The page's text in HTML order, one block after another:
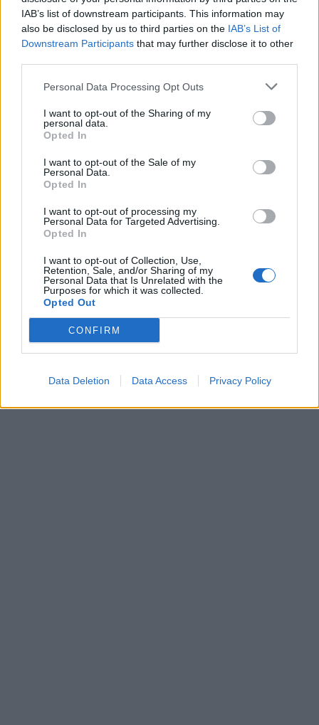
IAB’s list of downstream participants. This information may
also be disclosed by us to third parties on the IAB’s List of
Downstream Participants that may further disclose it to other
Personal Data Processing Opt Outs
I want to opt-out of the Sharing of my
personal data.
Opted In
I want to opt-out of the Sale of my
Personal Data.
Opted In
I want to opt-out of processing my
Personal Data for Targeted Advertising.
Opted In
I want to opt-out of Collection, Use,
Retention, Sale, and/or Sharing of my
Personal Data that Is Unrelated with the
Purposes for which it was collected.
Opted Out
CONFIRM
Data Deletion Data Access Privacy Policy
15χρονης – Τραυματίστηκε σε δύσβατο σημείο στη
Γριά Βάθρα
5 σοβαρές λοιμώξεις που μπορεί να πάθουμε από το
νερό σε πισίνες, λίμνες και ποτάμια – Μέτρα